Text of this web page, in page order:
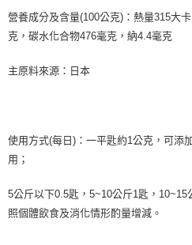
營養成分及含量(100公克)：熱量315大
克，碳水化合物476毫克，納4.4毫克
主原料來源：日本
使用方式(每日)：一平匙約1公克，可添
用；
5公斤以下0.5匙，5~10公斤1匙，
照個體飲食及消化情形酌量增減。